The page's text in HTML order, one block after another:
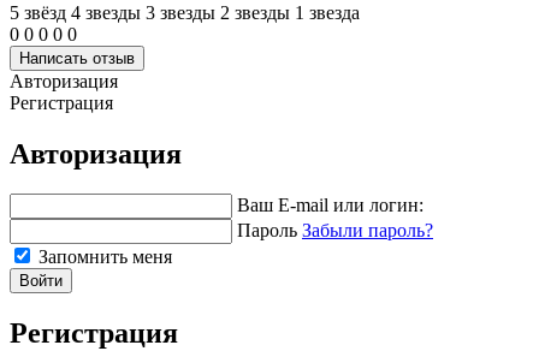
5 звёзд 4 звeзды 3 звeзды 2 звeзды 1 звeзда
0 0 0 0 0
Написать отзыв
Авторизация
Регистрация
Авторизация
Ваш E-mail или логин:
Пароль Забыли пароль?
Запомнить меня
Войти
Регистрация